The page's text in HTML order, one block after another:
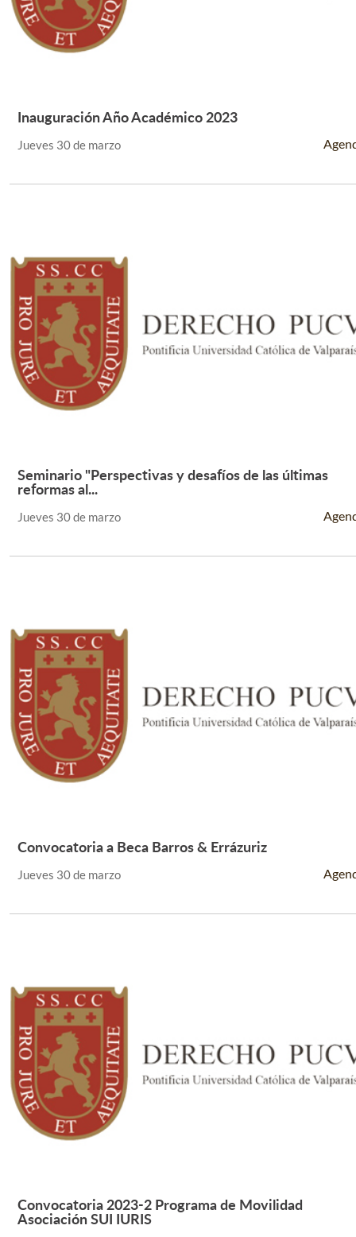
Inauguración Año Académico 2023
Jueves 30 de marzo
Leer Más +
Seminario "Perspectivas y desafíos de las últimas
reformas al...
Jueves 30 de marzo
Leer Más +
Convocatoria a Beca Barros & Errázuriz
Jueves 30 de marzo
Leer Más +
Convocatoria 2023-2 Programa de Movilidad
Asociación SUI IURIS